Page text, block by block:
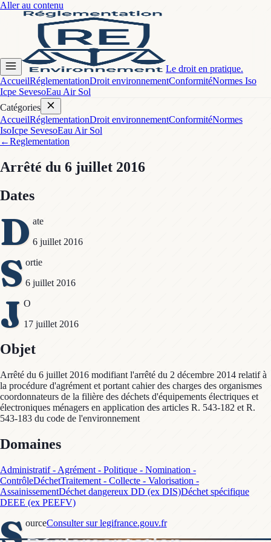
Aller au contenu
Le droit en pratique.
AccueilRéglementationDroit environnementConformitéNormes Iso
Icpe SevesoEau Air Sol
Catégories
AccueilRéglementationDroit environnementConformitéNormes
IsoIcpe SevesoEau Air Sol
←Reglementation
Arrêté du 6 juillet 2016
Dates
D ate
6 juillet 2016
S ortie
6 juillet 2016
J O
17 juillet 2016
Objet
Arrêté du 6 juillet 2016 modifiant l'arrêté du 2 décembre 2014 relatif à
la procédure d'agrément et portant cahier des charges des organismes
coordonnateurs de la filière des déchets d'équipements électriques et
électroniques ménagers en application des articles R. 543-182 et R.
543-183 du code de l'environnement
Domaines
Administratif - Agrément - Politique - Nomination -
ContrôleDéchetTraitement - Collecte - Valorisation -
AssainissementDéchet dangereux DD (ex DIS)Déchet spécifique
DEEE (ex PEEFV)
ourceConsulter sur legifrance.gouv.fr